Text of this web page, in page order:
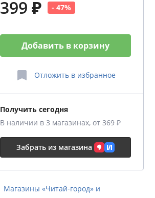
399 ₽ - 47%
Добавить в корзину
Отложить в избранное
Получить сегодня
В наличии в 3 магазинах, от 369 ₽
Забрать из магазина
Магазины «Читай‑город» и